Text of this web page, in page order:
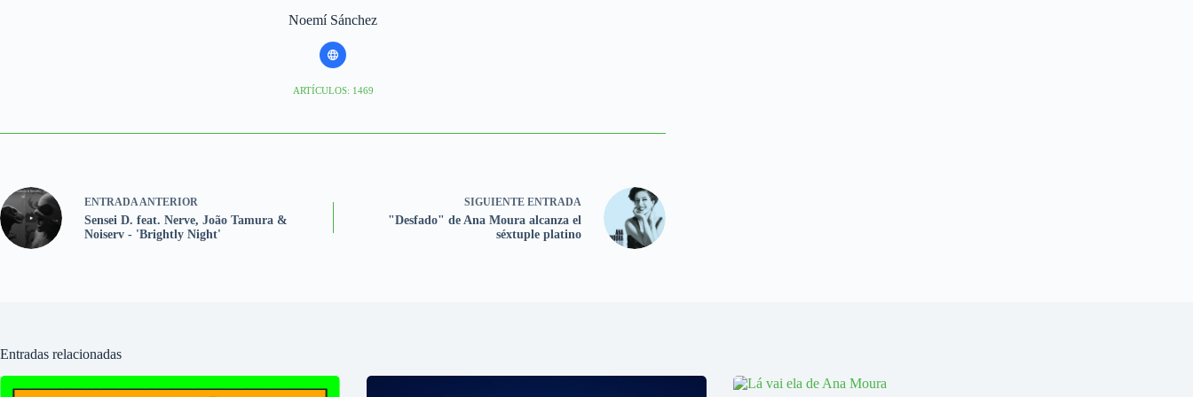
Noemí Sánchez
ARTÍCULOS: 1469
ENTRADAANTERIOR
Sensei D. feat. Nerve, João Tamura &
Noiserv - 'Brightly Night'
SIGUIENTE ENTRADA
"Desfado" de Ana Moura alcanza el
séxtuple platino
Entradas relacionadas